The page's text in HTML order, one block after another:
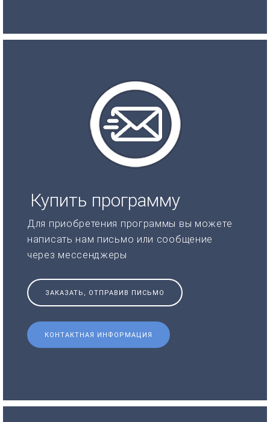
Купить программу
Для приобретения программы вы можете
написать нам письмо или сообщение
через мессенджеры
ЗАКАЗАТЬ, ОТПРАВИВ ПИСЬМО
КОНТАКТНАЯ ИНФОРМАЦИЯ